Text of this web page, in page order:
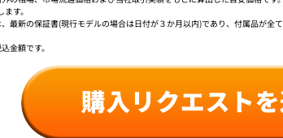
す。
最新の保証書(現行モデルの場合は日付が３か月以内)であり、付属品が全
金額です。